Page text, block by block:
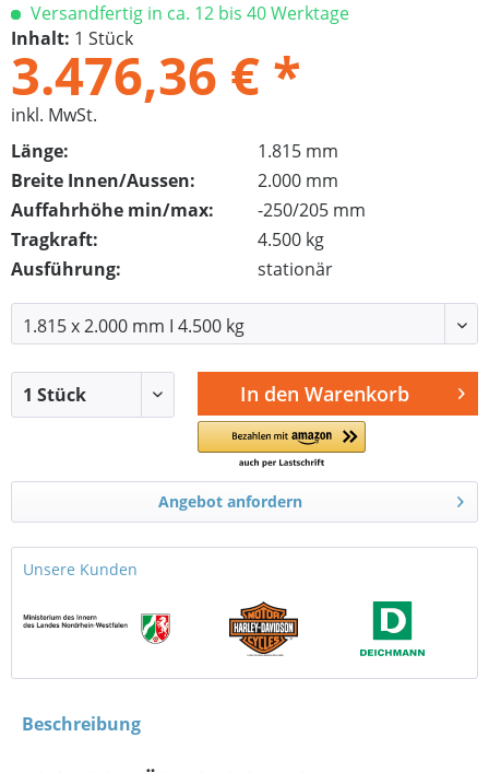
Versandfertig in ca. 12 bis 40 Werktage
Inhalt: 1 Stück
3.476,36 € *
inkl. MwSt.
Länge:
1.815 mm
Breite Innen/Aussen:
2.000 mm
Auffahrhöhe min/max:
-250/205 mm
Tragkraft:
4.500 kg
Ausführung:
stationär
In den Warenkorb
Angebot anfordern
Unsere Kunden
Beschreibung